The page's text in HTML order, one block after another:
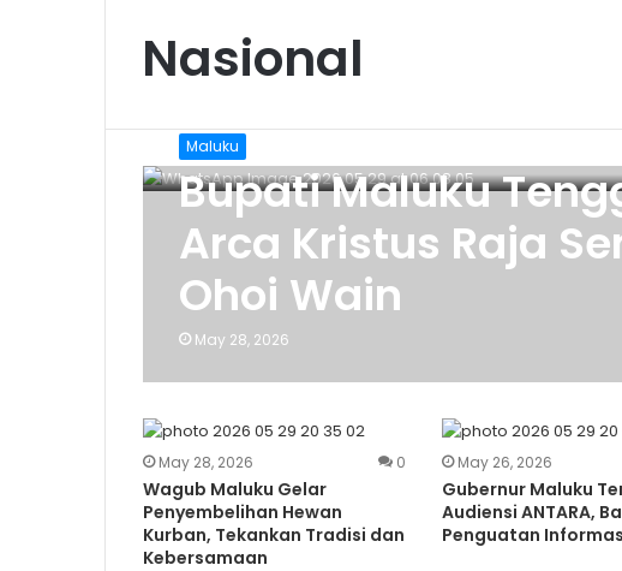
Nasional
Maluku
Bupati Maluku
Arca Kristus Raja
Ohoi Wain
May 28, 2026
May 28, 2026 0
Wagub Maluku Gelar
Penyembelihan Hewan
Kurban, Tekankan Tradisi dan
Kebersamaan
May 26, 2026
Gubernur Maluku
Audiensi ANTARA,
Penguatan